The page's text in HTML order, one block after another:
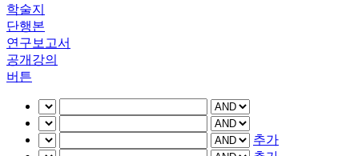
학술지
단행본
연구보고서
공개강의
버튼
추가